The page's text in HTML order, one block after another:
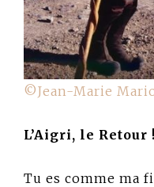
©Jean-Marie
L’Aigri, le Retour !
Tu es comme ma